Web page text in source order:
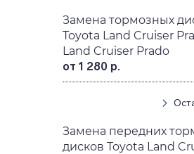
Замена тормозных
Toyota Land Cruiser
Land Cruiser Prado
от 1 280 р.
Замена передних
дисков Toyota Land